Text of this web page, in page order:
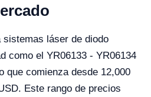
láser de diodo
como el YR06133 - YR06134
que comienza desde 12,000
Este rango de precios